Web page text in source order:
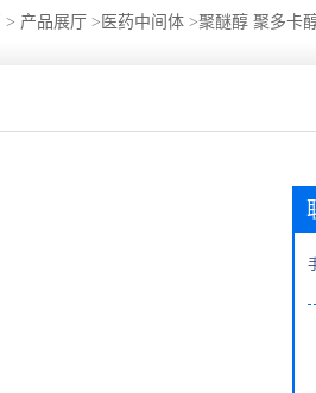
> 产品展厅 > 医药中间体 >聚醚醇 聚多卡